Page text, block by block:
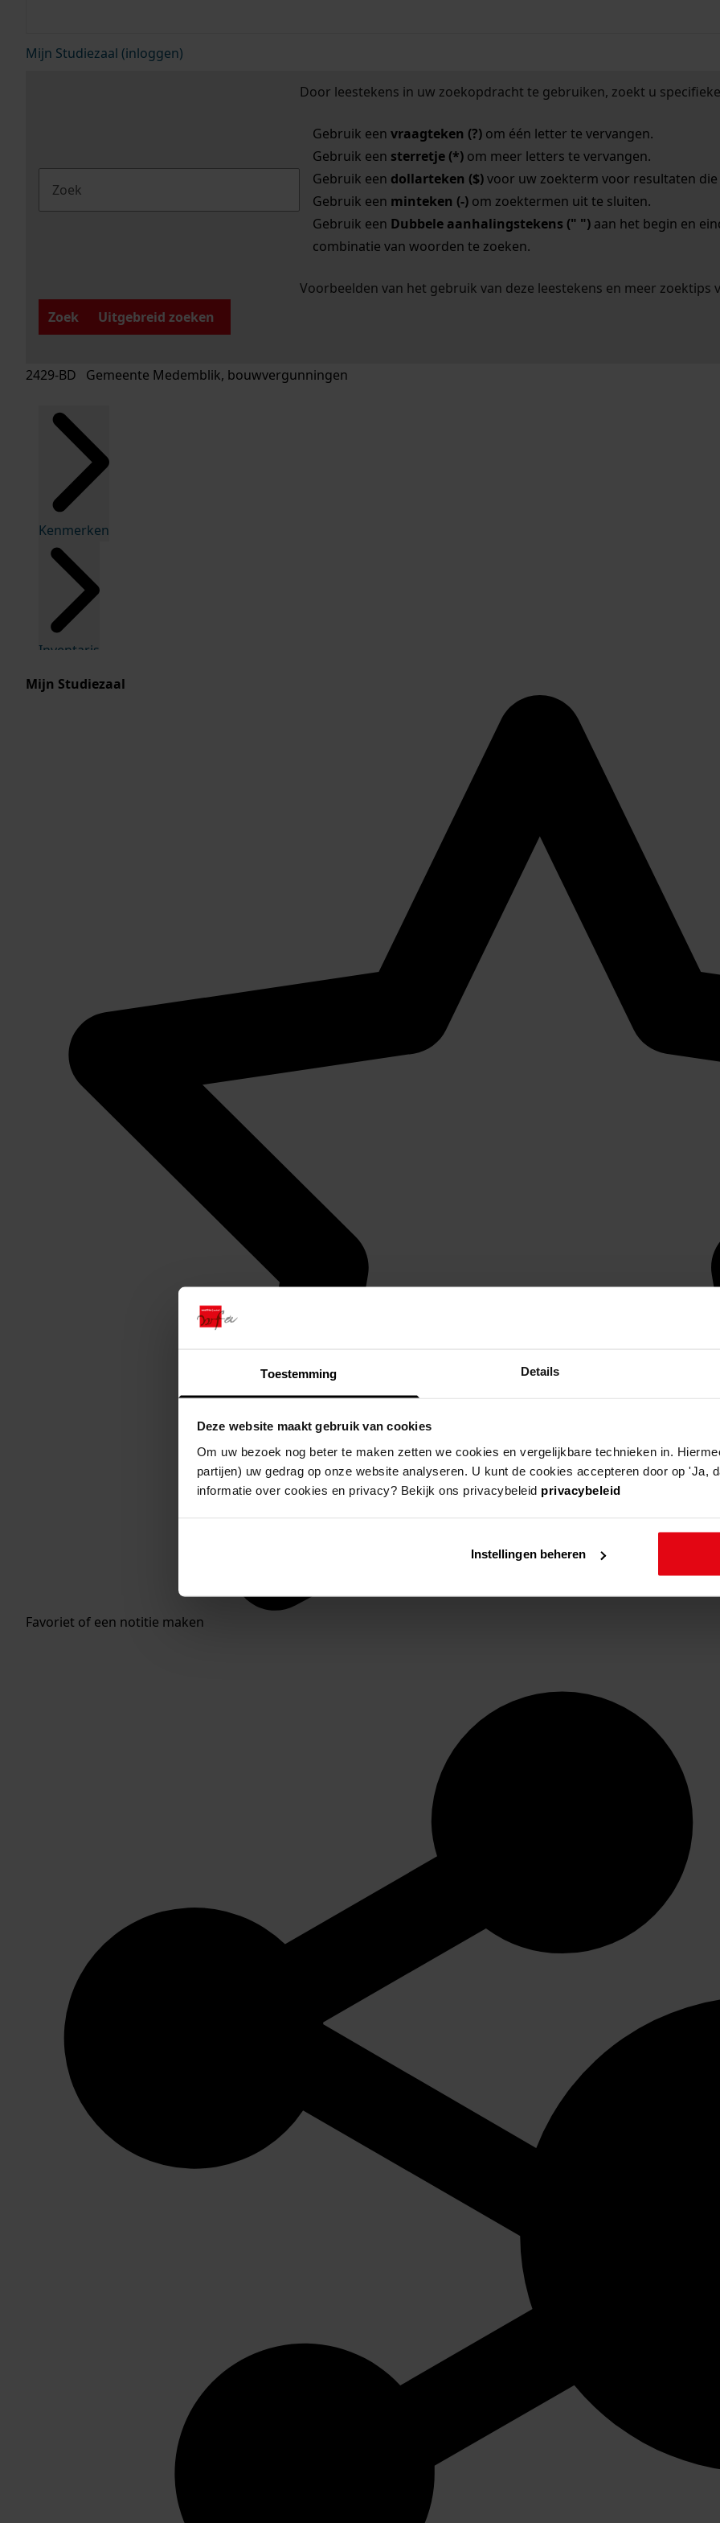
Toestemming Details
Deze website maakt gebruik van cookies
Om uw bezoek nog beter te maken zetten we cookies en vergelijkbare technieken in.
partijen) uw gedrag op onze website analyseren. U kunt de cookies accepteren door op 'Ja,
informatie over cookies en privacy? Bekijk ons privacybeleid privacybeleid
Instellingen beheren
Mijn Studiezaal (inloggen)
Door leestekens in uw zoekopdracht te gebruiken, zoekt u
Gebruik een vraagteken (?)om één letter te vervangen.
Gebruik een sterretje (*)om meer letters te vervangen.
Gebruik een dollarteken ($)voor uw zoekterm voor resultaten die
Gebruik een minteken (-)om zoektermen uit te sluiten.
Gebruik een Dubbele aanhalingstekens (" ")aan het begin en
combinatie van woorden te zoeken.
Voorbeelden van het gebruik van deze leestekens en meer zoektips
Zoek
Uitgebreid zoeken
2429-BD Gemeente Medemblik, bouwvergunningen
Kenmerken
Inventaris
Mijn Studiezaal
Favoriet of een notitie maken